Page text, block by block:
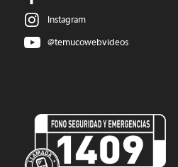
Instagram
@temucowebvideos